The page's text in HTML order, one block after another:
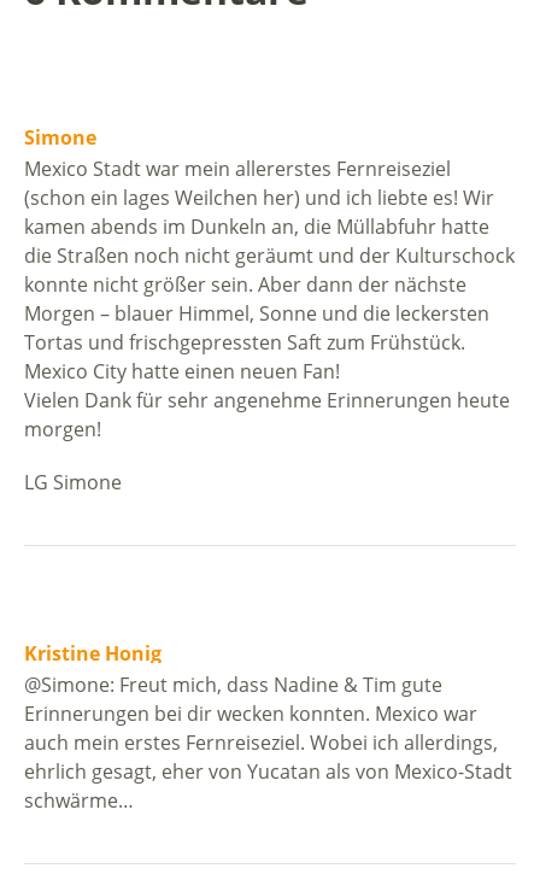
Simone
Mexico Stadt war mein allererstes Fernreiseziel
(schon ein lages Weilchen her) und ich liebte es! Wir
kamen abends im Dunkeln an, die Müllabfuhr hatte
die Straßen noch nicht geräumt und der Kulturschock
konnte nicht größer sein. Aber dann der nächste
Morgen – blauer Himmel, Sonne und die leckersten
Tortas und frischgepressten Saft zum Frühstück.
Mexico City hatte einen neuen Fan!
Vielen Dank für sehr angenehme Erinnerungen heute
morgen!
LG Simone
Kristine Honig
@Simone: Freut mich, dass Nadine & Tim gute
Erinnerungen bei dir wecken konnten. Mexico war
auch mein erstes Fernreiseziel. Wobei ich allerdings,
ehrlich gesagt, eher von Yucatan als von Mexico-Stadt
schwärme…